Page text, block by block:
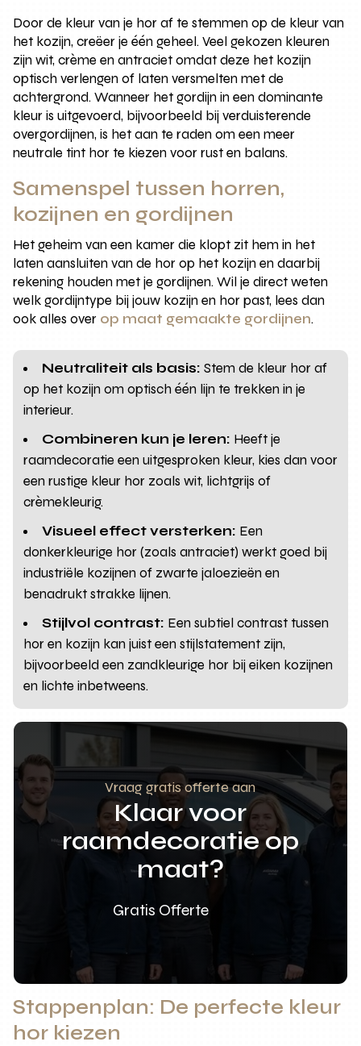
Door de kleur van je hor af te stemmen op de kleur van
het kozijn, creëer je één geheel. Veel gekozen kleuren
zijn wit, crème en antraciet omdat deze het kozijn
optisch verlengen of laten versmelten met de
achtergrond. Wanneer het gordijn in een dominante
kleur is uitgevoerd, bijvoorbeeld bij verduisterende
overgordijnen, is het aan te raden om een meer
neutrale tint hor te kiezen voor rust en balans.
Samenspel tussen horren,
kozijnen en gordijnen
Het geheim van een kamer die klopt zit hem in het
laten aansluiten van de hor op het kozijn en daarbij
rekening houden met je gordijnen. Wil je direct weten
welk gordijntype bij jouw kozijn en hor past, lees dan
ook alles over op maat gemaakte gordijnen.
Neutraliteit als basis: Stem de kleur hor af
op het kozijn om optisch één lijn te trekken in je
interieur.
Combineren kun je leren: Heeft je
raamdecoratie een uitgesproken kleur, kies dan voor
een rustige kleur hor zoals wit, lichtgrijs of
crèmekleurig.
Visueel effect versterken: Een
donkerkleurige hor (zoals antraciet) werkt goed bij
industriële kozijnen of zwarte jaloezieën en
benadrukt strakke lijnen.
Stijlvol contrast: Een subtiel contrast tussen
hor en kozijn kan juist een stijlstatement zijn,
bijvoorbeeld een zandkleurige hor bij eiken kozijnen
en lichte inbetweens.
Vraag gratis offerte aan
Klaar voor
raamdecoratie op
maat?
Gratis Offerte
Stappenplan: De perfecte kleur
hor kiezen